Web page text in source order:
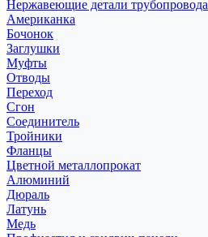
Нержавеющие детали трубопровода
Американка
Бочонок
Заглушки
Муфты
Отводы
Переход
Сгон
Соединитель
Тройники
Фланцы
Цветной металлопрокат
Алюминий
Дюраль
Латунь
Медь